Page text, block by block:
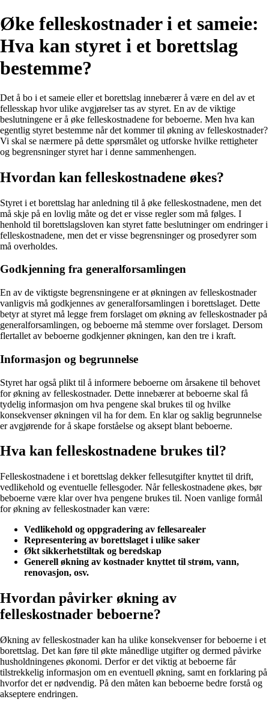
Øke felleskostnader i et sameie:
Hva kan styret i et borettslag
bestemme?
Det å bo i et sameie eller et borettslag innebærer å være en del av et
fellesskap hvor ulike avgjørelser tas av styret. En av de viktige
beslutningene er å øke felleskostnadene for beboerne. Men hva kan
egentlig styret bestemme når det kommer til økning av felleskostnader?
Vi skal se nærmere på dette spørsmålet og utforske hvilke rettigheter
og begrensninger styret har i denne sammenhengen.
Hvordan kan felleskostnadene økes?
Styret i et borettslag har anledning til å øke felleskostnadene, men det
må skje på en lovlig måte og det er visse regler som må følges. I
henhold til borettslagsloven kan styret fatte beslutninger om endringer i
felleskostnadene, men det er visse begrensninger og prosedyrer som
må overholdes.
Godkjenning fra generalforsamlingen
En av de viktigste begrensningene er at økningen av felleskostnader
vanligvis må godkjennes av generalforsamlingen i borettslaget. Dette
betyr at styret må legge frem forslaget om økning av felleskostnader på
generalforsamlingen, og beboerne må stemme over forslaget. Dersom
flertallet av beboerne godkjenner økningen, kan den tre i kraft.
Informasjon og begrunnelse
Styret har også plikt til å informere beboerne om årsakene til behovet
for økning av felleskostnader. Dette innebærer at beboerne skal få
tydelig informasjon om hva pengene skal brukes til og hvilke
konsekvenser økningen vil ha for dem. En klar og saklig begrunnelse
er avgjørende for å skape forståelse og aksept blant beboerne.
Hva kan felleskostnadene brukes til?
Felleskostnadene i et borettslag dekker fellesutgifter knyttet til drift,
vedlikehold og eventuelle fellesgoder. Når felleskostnadene økes, bør
beboerne være klar over hva pengene brukes til. Noen vanlige formål
for økning av felleskostnader kan være:
Vedlikehold og oppgradering av fellesarealer
Representering av borettslaget i ulike saker
Økt sikkerhetstiltak og beredskap
Generell økning av kostnader knyttet til strøm, vann,
renovasjon, osv.
Hvordan påvirker økning av
felleskostnader beboerne?
Økning av felleskostnader kan ha ulike konsekvenser for beboerne i et
borettslag. Det kan føre til økte månedlige utgifter og dermed påvirke
husholdningenes økonomi. Derfor er det viktig at beboerne får
tilstrekkelig informasjon om en eventuell økning, samt en forklaring på
hvorfor det er nødvendig. På den måten kan beboerne bedre forstå og
akseptere endringen.